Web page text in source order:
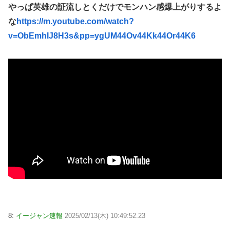
やっぱ英雄の証流しとくだけでモンハン感爆上がりするよ
なhttps://m.youtube.com/watch?
v=ObEmhIJ8H3s&pp=ygUM44Ov44Kk44Or44K6
8: イージャン速報 2025/02/13(木) 10:49:52.23